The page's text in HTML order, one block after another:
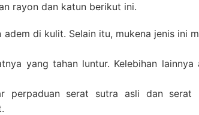
rayon dan katun berikut ini.
di kulit. Selain itu, mukena jenis ini
yang tahan luntur. Kelebihan lainnya
perpaduan serat sutra asli dan serat